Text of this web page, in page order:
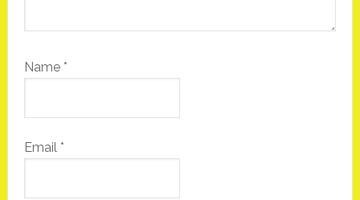
Name *
Email *